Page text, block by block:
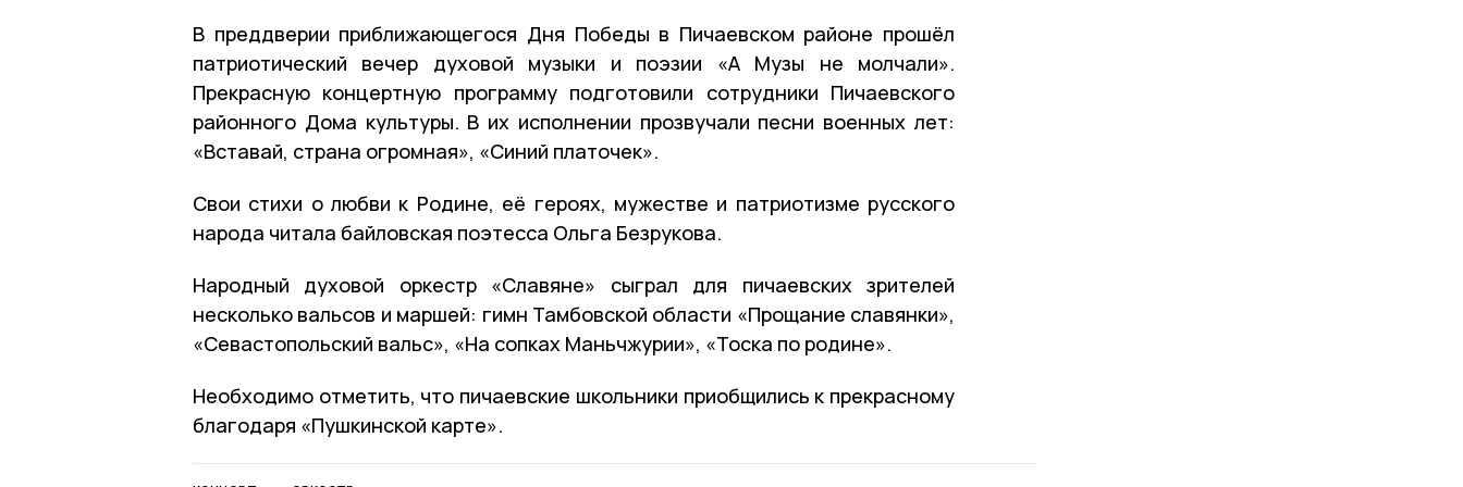
В преддверии приближающегося Дня Победы в Пичаевском районе прошёл
патриотический вечер духовой музыки и поэзии «А Музы не молчали».
Прекрасную концертную программу подготовили сотрудники Пичаевского
районного Дома культуры. В их исполнении прозвучали песни военных лет:
«Вставай, страна огромная», «Синий платочек».
Свои стихи о любви к Родине, её героях, мужестве и патриотизме русского
народа читала байловская поэтесса Ольга Безрукова.
Народный духовой оркестр «Славяне» сыграл для пичаевских зрителей
несколько вальсов и маршей: гимн Тамбовской области «Прощание славянки»,
«Севастопольский вальс», «На сопках Маньчжурии», «Тоска по родине».
Необходимо отметить, что пичаевские школьники приобщились к прекрасному
благодаря «Пушкинской карте».